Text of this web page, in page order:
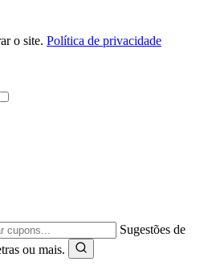
o site. Política de privacidade
Sugestões de
ou mais.